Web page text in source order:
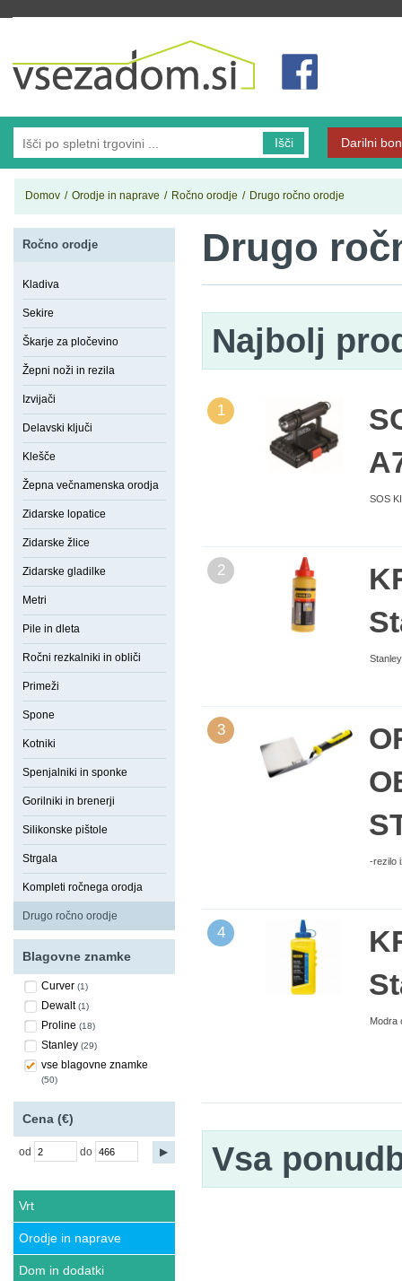
Išči Darilni
Domov / Orodje in naprave / Ročno orodje / Drugo ročno orodje
Ročno orodje
Kladiva
Sekire
Škarje za pločevino
Žepni noži in rezila
Izvijači
Delavski ključi
Klešče
Žepna večnamenska orodja
Zidarske lopatice
Zidarske žlice
Zidarske gladilke
Metri
Pile in dleta
Ročni rezkalniki in obliči
Primeži
Spone
Kotniki
Spenjalniki in sponke
Gorilniki in brenerji
Silikonske pištole
Strgala
Kompleti ročnega orodja
Drugo ročno orodje
Blagovne znamke
Curver (1)
Dewalt(1)
Proline (18)
Stanley (29)
vse blagovne znamke
(50)
Cena (€)
od do
Vrt
Orodje in naprave
Dom in dodatki
Drugo
Najbolj
1
SOS
2
3
-rezilo
4
Modra
Vsa